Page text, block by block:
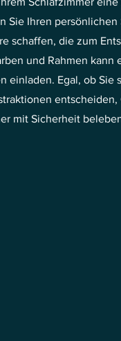
Sie Ihren persönlichen
schaffen, die zum
und Rahmen kann
einladen. Egal, ob Sie
entscheiden,
mit Sicherheit